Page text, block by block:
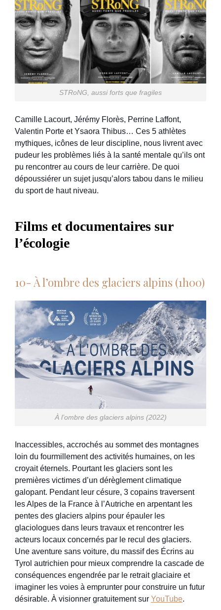
STRoNG, aussi forts que fragiles
Camille Lacourt, Jérémy Florès, Perrine Laffont,
Valentin Porte et Ysaora Thibus… Ces 5 athlètes
mythiques, icônes de leur discipline, nous livrent avec
pudeur les problèmes liés à la santé mentale qu’ils ont
pu rencontrer au cours de leur carrière. De quoi
dépoussiérer un sujet jusqu’alors tabou dans le milieu
du sport de haut niveau.
Films et documentaires sur
l’écologie
10- À l’ombre des glaciers alpins (1h00)
À l’ombre des glaciers alpins (2022)
Inaccessibles, accrochés au sommet des montagnes
loin du fourmillement des activités humaines, on les
croyait éternels. Pourtant les glaciers sont les
premières victimes d’un dérèglement climatique
galopant. Pendant leur césure, 3 copains traversent
les Alpes de la France à l’Autriche en arpentant les
pentes des glaciers alpins pour épauler les
glaciologues dans leurs travaux et rencontrer les
acteurs locaux concernés par le recul des glaciers.
Une aventure sans voiture, du massif des Écrins au
Tyrol autrichien pour mieux comprendre la cascade de
conséquences engendrée par le retrait glaciaire et
imaginer les voies à emprunter pour construire un futur
désirable. À visionner gratuitement sur YouTube.